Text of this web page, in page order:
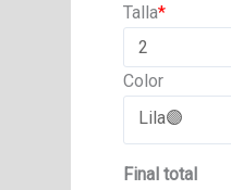
*
Talla
Color
Final total